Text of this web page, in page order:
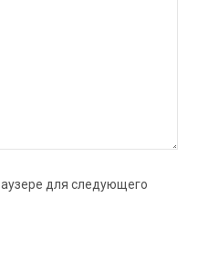
для следующего